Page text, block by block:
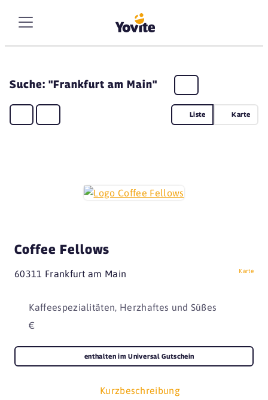
Suche: "Frankfurt am Main"
Liste Karte
Coffee Fellows
60311 Frankfurt am Main Karte
Kaffeespezialitäten, Herzhaftes und Süßes
€
Kurzbeschreibung
enthalten im Universal Gutschein